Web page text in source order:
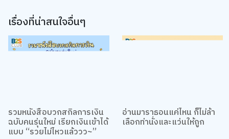
เรื่องที่น่าสนใจอื่นๆ
รวมหนังสือบวกสกิลการเงิน
ฉบับคนรุ่นใหม่ เรียกเงินเข้าได้
อ่านมาราธอนแค่ไหน ก็ไม่ล้า
เลือกท่านั่งและแว่นให้ถูก